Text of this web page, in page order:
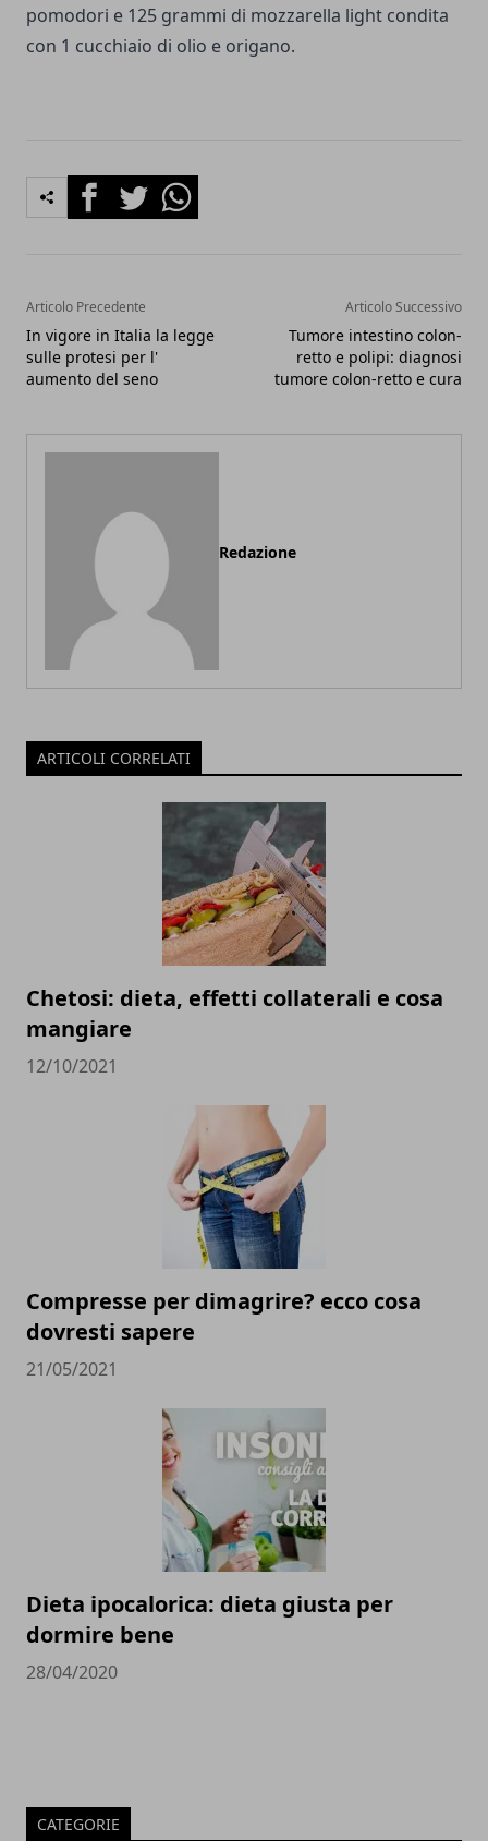
pomodori e 125 grammi di mozzarella light condita
con 1 cucchiaio di olio e origano.
FacebookTwitterWhatsapp
Articolo Precedente
In vigore in Italia la legge
sulle protesi per l'
aumento del seno
Articolo Successivo
Tumore intestino colon-
retto e polipi: diagnosi
tumore colon-retto e cura
Redazione
ARTICOLI CORRELATI
Chetosi: dieta, effetti collaterali e cosa
mangiare
12/10/2021
Compresse per dimagrire? ecco cosa
dovresti sapere
21/05/2021
Dieta ipocalorica: dieta giusta per
dormire bene
28/04/2020
CATEGORIE